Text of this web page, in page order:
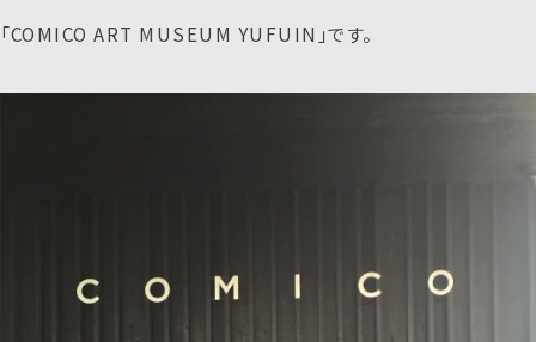
「COMICO ART MUSEUM YUFUIN」です。